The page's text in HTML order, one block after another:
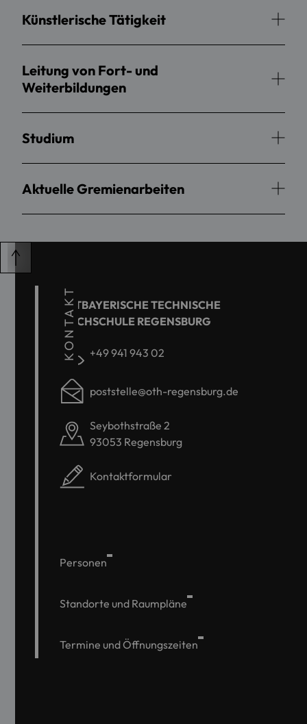
Künstlerische Tätigkeit
Leitung von Fort- und
Weiterbildungen
Studium
Aktuelle Gremienarbeiten
KONTAKT
OSTBAYERISCHE TECHNISCHE
HOCHSCHULE REGENSBURG
+49 941 943 02
poststelle@oth-regensburg.de
Seybothstraße 2
93053 Regensburg
Kontaktformular
Personen
Standorte und Raumpläne
Termine und Öffnungszeiten